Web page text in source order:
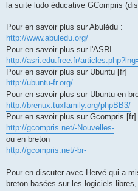
la suite ludo éducative GCompris
Pour en savoir plus sur Abulédu :
http://www.abuledu.org/
Pour en savoir plus sur l'ASRI
http://asri.edu.free.fr/
Pour en savoir plus sur Ubuntu [fr]
http://ubuntu-fr.org/
Pour en savoir plus sur Ubuntu en
http://brenux.tuxfamily.org/phpBB3/
Pour en savoir plus sur Gcompris [fr]
http://gcompris.net/-Nouvelles-
ou en breton
http://gcompris.net/-br-
Pour en discuter avec Hervé qui a
breton basées sur les logiciels